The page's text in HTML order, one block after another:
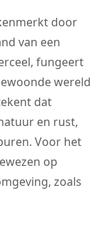
door
van een
fungeert
wereld
dat
en rust,
Voor het
op
zoals